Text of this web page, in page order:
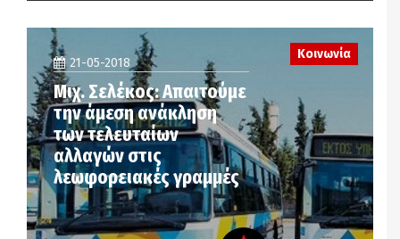
21-05-2018
Μιχ. Σελέκος: Απαιτούμε
την άμεση ανάκληση
των τελευταίων
αλλαγών στις
λεωφορειακές γραμμές
Κοινωνία